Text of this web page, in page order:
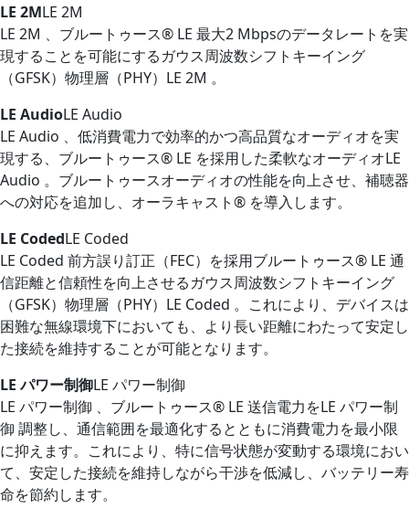
LE 2MLE 2M
LE 2M 、ブルートゥース® LE 最大2 Mbpsのデータレートを実
現することを可能にするガウス周波数シフトキーイング
（GFSK）物理層（PHY）LE 2M 。
LE AudioLE Audio
LE Audio 、低消費電力で効率的かつ高品質なオーディオを実
現する、ブルートゥース® LE を採用した柔軟なオーディオLE
Audio 。ブルートゥースオーディオの性能を向上させ、補聴器
への対応を追加し、オーラキャスト® を導入します。
LE CodedLE Coded
LE Coded 前方誤り訂正（FEC）を採用ブルートゥース® LE 通
信距離と信頼性を向上させるガウス周波数シフトキーイング
（GFSK）物理層（PHY）LE Coded 。これにより、デバイスは
困難な無線環境下においても、より長い距離にわたって安定し
た接続を維持することが可能となります。
LE パワー制御LE パワー制御
LE パワー制御 、ブルートゥース® LE 送信電力をLE パワー制
御 調整し、通信範囲を最適化するとともに消費電力を最小限
に抑えます。これにより、特に信号状態が変動する環境におい
て、安定した接続を維持しながら干渉を低減し、バッテリー寿
命を節約します。